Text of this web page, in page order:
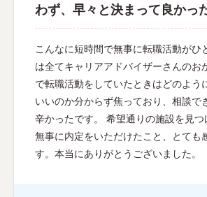
わず、早々と決まって良かっ
こんなに短時間で無事に転職活動がひ
は全てキャリアアドバイザーさんのお
で転職活動をしていたときはどのよう
いいのか分からず焦っており、相談で
辛かったです。 希望通りの施設を見つ
無事に内定をいただけたこと、とても
す。本当にありがとうございました。